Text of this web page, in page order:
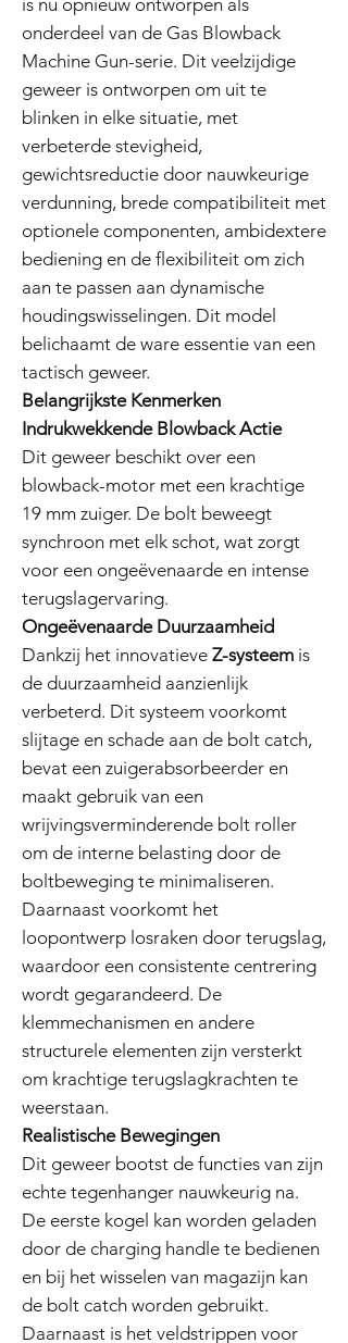
is nu opnieuw ontworpen als
onderdeel van de Gas Blowback
Machine Gun-serie. Dit veelzijdige
geweer is ontworpen om uit te
blinken in elke situatie, met
verbeterde stevigheid,
gewichtsreductie door nauwkeurige
verdunning, brede compatibiliteit met
optionele componenten, ambidextere
bediening en de flexibiliteit om zich
aan te passen aan dynamische
houdingswisselingen. Dit model
belichaamt de ware essentie van een
tactisch geweer.
Belangrijkste Kenmerken
Indrukwekkende Blowback Actie
Dit geweer beschikt over een
blowback-motor met een krachtige
19 mm zuiger. De bolt beweegt
synchroon met elk schot, wat zorgt
voor een ongeëvenaarde en intense
terugslagervaring.
Ongeëvenaarde Duurzaamheid
Dankzij het innovatieve Z-systeem is
de duurzaamheid aanzienlijk
verbeterd. Dit systeem voorkomt
slijtage en schade aan de bolt catch,
bevat een zuigerabsorbeerder en
maakt gebruik van een
wrijvingsverminderende bolt roller
om de interne belasting door de
boltbeweging te minimaliseren.
Daarnaast voorkomt het
loopontwerp losraken door terugslag,
waardoor een consistente centrering
wordt gegarandeerd. De
klemmechanismen en andere
structurele elementen zijn versterkt
om krachtige terugslagkrachten te
weerstaan.
Realistische Bewegingen
Dit geweer bootst de functies van zijn
echte tegenhanger nauwkeurig na.
De eerste kogel kan worden geladen
door de charging handle te bedienen
en bij het wisselen van magazijn kan
de bolt catch worden gebruikt.
Daarnaast is het veldstrippen voor